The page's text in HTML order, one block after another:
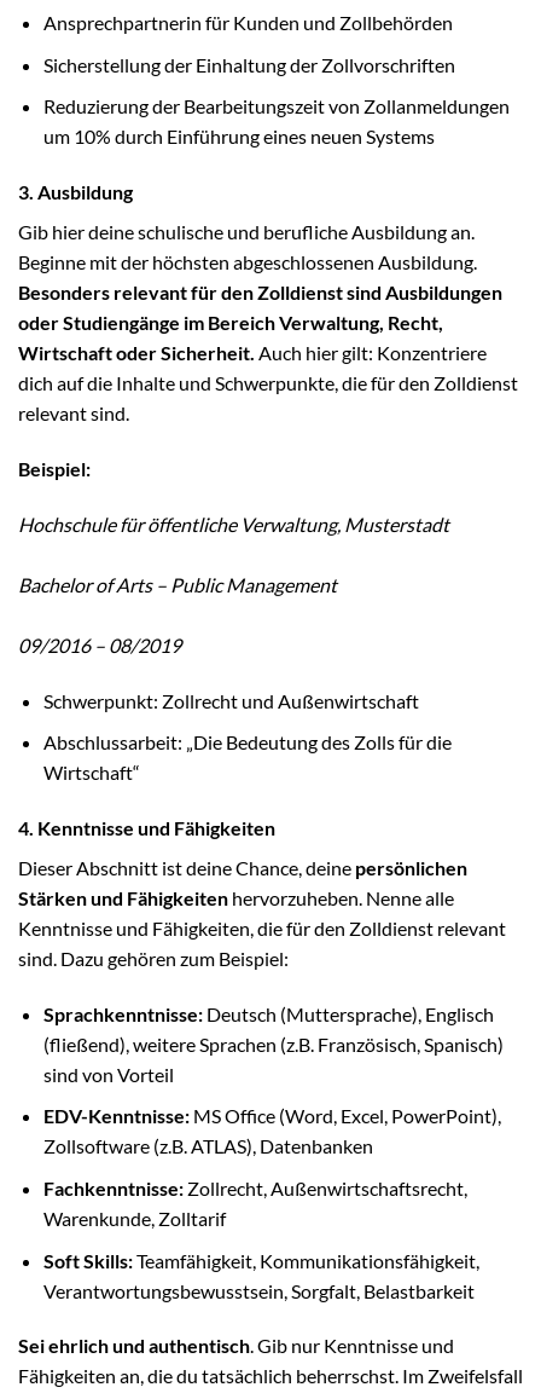
Ansprechpartnerin für Kunden und Zollbehörden
Sicherstellung der Einhaltung der Zollvorschriften
Reduzierung der Bearbeitungszeit von Zollanmeldungen
um 10% durch Einführung eines neuen Systems
3. Ausbildung
Gib hier deine schulische und berufliche Ausbildung an.
Beginne mit der höchsten abgeschlossenen Ausbildung.
Besonders relevant für den Zolldienst sind Ausbildungen
oder Studiengänge im Bereich Verwaltung, Recht,
Wirtschaft oder Sicherheit. Auch hier gilt: Konzentriere
dich auf die Inhalte und Schwerpunkte, die für den Zolldienst
relevant sind.
Beispiel:
Hochschule für öffentliche Verwaltung, Musterstadt
Bachelor of Arts – Public Management
09/2016 – 08/2019
Schwerpunkt: Zollrecht und Außenwirtschaft
Abschlussarbeit: „Die Bedeutung des Zolls für die
Wirtschaft“
4. Kenntnisse und Fähigkeiten
Dieser Abschnitt ist deine Chance, deine persönlichen
Stärken und Fähigkeiten hervorzuheben. Nenne alle
Kenntnisse und Fähigkeiten, die für den Zolldienst relevant
sind. Dazu gehören zum Beispiel:
Sprachkenntnisse:Deutsch (Muttersprache), Englisch
(fließend), weitere Sprachen (z.B. Französisch, Spanisch)
sind von Vorteil
EDV-Kenntnisse:MS Office (Word, Excel, PowerPoint),
Zollsoftware (z.B. ATLAS), Datenbanken
Fachkenntnisse:Zollrecht, Außenwirtschaftsrecht,
Warenkunde, Zolltarif
Soft Skills:Teamfähigkeit, Kommunikationsfähigkeit,
Verantwortungsbewusstsein, Sorgfalt, Belastbarkeit
Sei ehrlich und authentisch. Gib nur Kenntnisse und
Fähigkeiten an, die du tatsächlich beherrschst. Im Zweifelsfall